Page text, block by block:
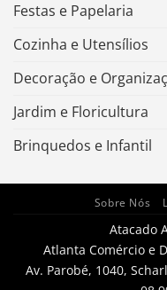
Festas e Papelaria
Cozinha e Utensílios
Decoração e
Jardim e Floricultura
Brinquedos e Infantil
Sobre Nós
Atacado
Atlanta Comércio e
Av. Parobé, 1040,